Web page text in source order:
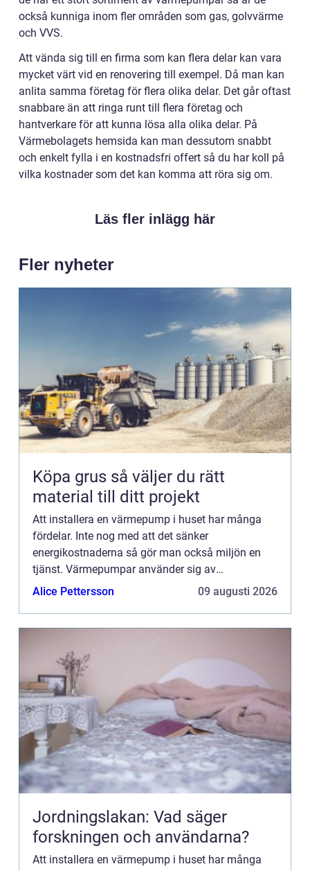
också kunniga inom fler områden som gas, golvvärme
och VVS.
Att vända sig till en firma som kan flera delar kan vara
mycket värt vid en renovering till exempel. Då man kan
anlita samma företag för flera olika delar. Det går oftast
snabbare än att ringa runt till flera företag och
hantverkare för att kunna lösa alla olika delar. På
Värmebolagets hemsida kan man dessutom snabbt
och enkelt fylla i en kostnadsfri offert så du har koll på
vilka kostnader som det kan komma att röra sig om.
Läs fler inlägg här
Fler nyheter
Köpa grus så väljer du rätt
material till ditt projekt
Att installera en värmepump i huset har många
fördelar. Inte nog med att det sänker
energikostnaderna så gör man också miljön en
tjänst. Värmepumpar använder sig av
förnyelsebara energikällor som den hämtar ur
Alice Pettersson 09 augusti 2026
Jordningslakan: Vad säger
forskningen och användarna?
Att installera en värmepump i huset har många